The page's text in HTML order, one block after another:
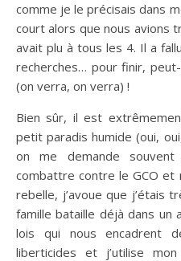
comme je le précisais dans
court alors que nous avions
avait plu à tous les 4. Il a
recherches… pour finir,
(on verra, on verra) !
Bien sûr, il est
petit paradis humide (oui,
on me demande
combattre contre le GCO et
rebelle, j’avoue que j’étais
famille bataille déjà dans un
lois qui nous encadrent
liberticides et j’utilise